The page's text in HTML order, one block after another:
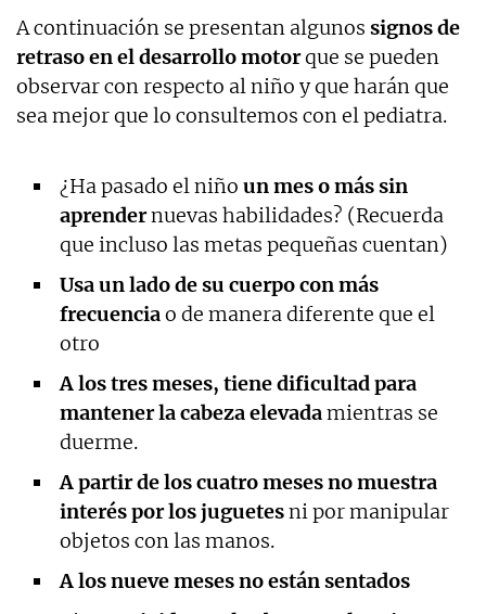
A continuación se presentan algunos signos de
retraso en el desarrollo motorque se pueden
observar con respecto al niño y que harán que
sea mejor que lo consultemos con el pediatra.
¿Ha pasado el niño un mes o más sin
aprendernuevas habilidades? (Recuerda
que incluso las metas pequeñas cuentan)
Usa un lado de su cuerpo con más
frecuenciao de manera diferente que el
otro
A los tres meses, tiene dificultad para
mantener la cabeza elevadamientras se
duerme.
A partir de los cuatro meses no muestra
interés por los juguetesni por manipular
objetos con las manos.
A los nueve meses no están sentados